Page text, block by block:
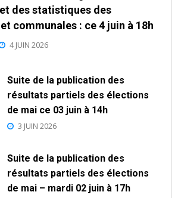
des statistiques des
communales : ce 4 juin à 18h
4 JUIN 2026
Suite de la publication des
résultats partiels des élections
de mai ce 03 juin à 14h
3 JUIN 2026
Suite de la publication des
résultats partiels des élections
de mai – mardi 02 juin à 17h